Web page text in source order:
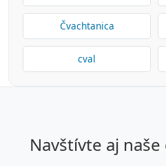
Čvachtanica
cval
navštívte aj